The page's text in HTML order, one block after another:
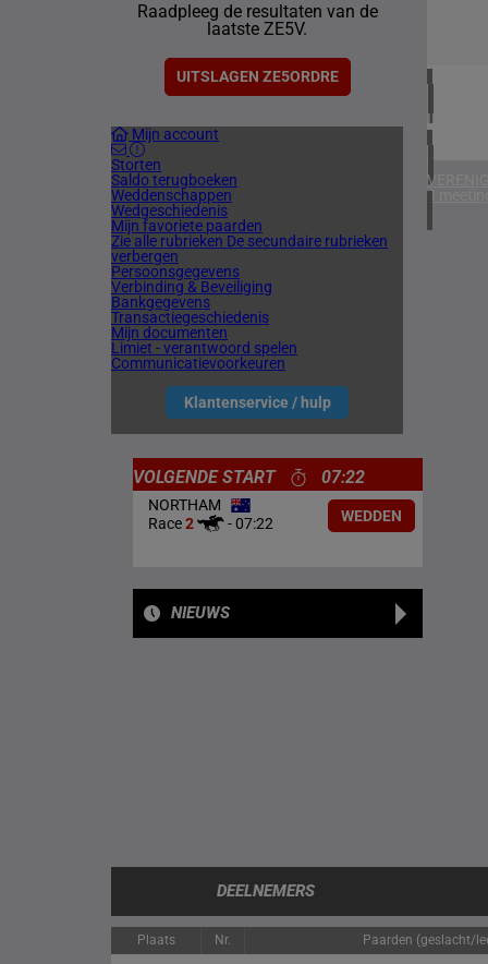
Raadpleeg de resultaten van de
laatste ZE5V.
UITSLAGEN ZE5ORDRE
Mijn account
Storten
Saldo terugboeken
Weddenschappen
Wedgeschiedenis
Mijn favoriete paarden
Zie alle rubrieken De secundaire rubrieken
verbergen
Persoonsgegevens
Verbinding & Beveiliging
Bankgegevens
Transactiegeschiedenis
Mijn documenten
Limiet - verantwoord spelen
Communicatievoorkeuren
Klantenservice / hulp
5
IERLAND
1
4
VOLGENDE START 07:22
NORTHAM
Race2 -07:22 WEDDEN
NIEUWS
DEELNEMERS
Plaats Nr. Paarden (geslacht/